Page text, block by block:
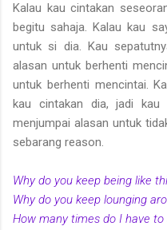
Kalau kau cintakan
begitu sahaja. Kalau kau
untuk si dia. Kau
alasan untuk berhenti
untuk berhenti mencintai.
kau cintakan dia, jadi
menjumpai alasan untuk
sebarang reason.
Why do you keep being like
Why do you keep lounging
How many times do I have to